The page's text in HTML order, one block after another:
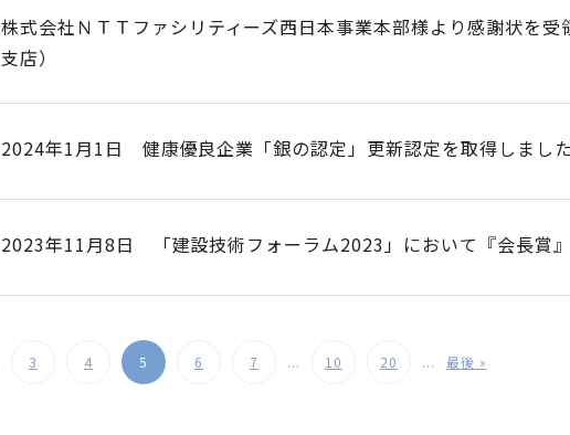
株式会社ＮＴＴファシリティーズ西日本事業本部様より感謝状を受
支店）
2024年1月1日 健康優良企業「銀の認定」更新認定を取得しました
2023年11月8日 「建設技術フォーラム2023」において『会長賞
3 4 5 6 7 ... 10 20 ... 最後 »